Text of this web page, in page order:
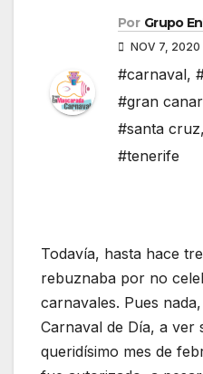
Por Grupo
NOV 7, 2020
#carnaval,
#gran
#santa cruz,
#tenerife
Todavía, hasta hace
rebuznaba por no
carnavales. Pues
Carnaval de Día, a ver
queridísimo mes de